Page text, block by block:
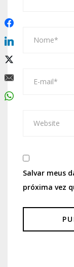
Salvar meus
próxima vez